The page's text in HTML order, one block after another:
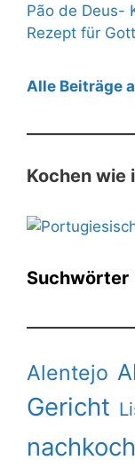
Pão de Deus-
Rezept für
Alle Beiträge
Kochen wie
Suchwörter
Alentejo
Gericht